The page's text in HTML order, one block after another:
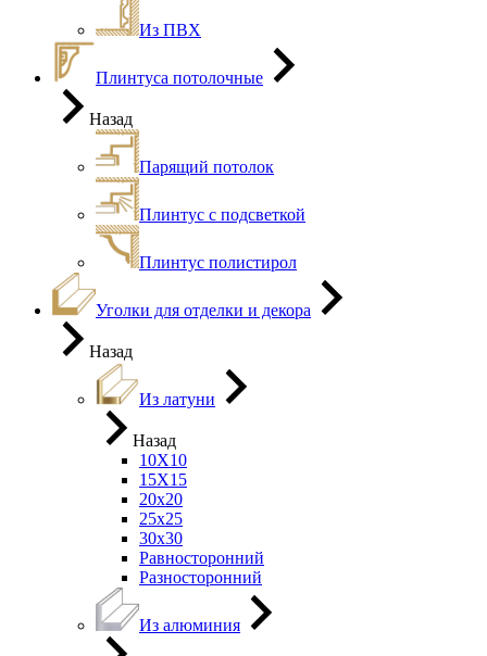
Из ПВХ
Плинтуса потолочные
Назад
Парящий потолок
Плинтус с подсветкой
Плинтус полистирол
Уголки для отделки и декора
Назад
Из латуни
Назад
10Х10
15Х15
20х20
25х25
30х30
Равносторонний
Разносторонний
Из алюминия